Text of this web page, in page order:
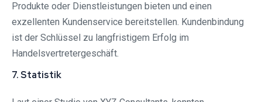
Produkte oder Dienstleistungen bieten und einen
exzellenten Kundenservice bereitstellen. Kundenbindung
ist der Schlüssel zu langfristigem Erfolg im
Handelsvertretergeschäft.
7. Statistik